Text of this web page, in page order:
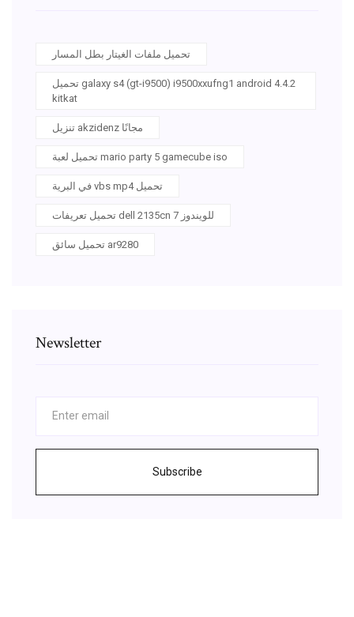
تحميل ملفات الغيتار بطل المسار
تحميل galaxy s4 (gt-i9500) i9500xxufng1 android 4.4.2
kitkat
تنزيل akzidenz مجانًا
تحميل لعبة mario party 5 gamecube iso
في البرية vbs mp4 تحميل
تحميل تعريفات dell 2135cn للويندوز 7
تحميل سائق ar9280
Newsletter
Subscribe